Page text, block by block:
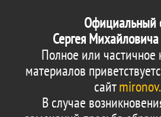
Официальный
Сергея
Полное или частичное
материалов
сайт
В случае